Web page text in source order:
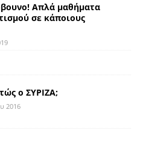
Απλά μαθήματα
σε κάποιους
ο ΣΥΡΙΖΑ;
2016